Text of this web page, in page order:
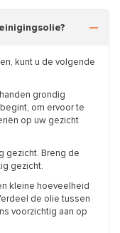
kunt u de volgende
grondig
om ervoor te
op uw gezicht
gezicht. Breng de
gezicht.
kleine hoeveelheid
de olie tussen
voorzichtig aan op